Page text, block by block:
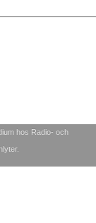
hos Radio- och